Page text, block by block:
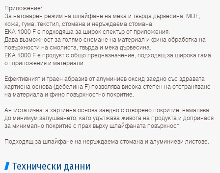
Приложение:
За натоварен режим на шлайфане на мека и твърда дървесина, MDF,
кожа, гума, текстил, стомана и неръждаема стомана.
EKA 1000 F е подходящa за широк спектър от приложения.
Дава възможност за голямо снемане на материал и фина обработка на
повърхности на смолиста, твърда и мека дървесина.
EKA 1000 F е продукт с общо предназначение, подходящ за широкa гама
от приложения и материали.
Ефективният и траен абразив от алуминиев оксид заедно със здравата
хартиена основа (дебелина F) позволява висока степен на отстраняване
на материала и фино повърхностно покритие.
Антистатичната хартиена основа заедно с отворено покритие, намалява
до минимум запушването, като удължава живота на продукта и допринася
за минимално покритие с прах върху шлайфаната повърхност.
Подходящ за шлайфане на неръждаема стомана и алуминиеви листове.
Технически данни